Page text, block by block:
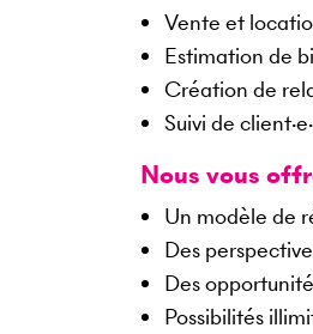
Vente et
Estimation de
Création de
Suivi de
Nous vous
Un modèle de
Des
Des
Possibilités